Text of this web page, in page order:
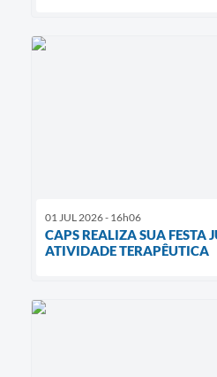
01 JUL 2026 - 16h06
CAPS REALIZA SUA FESTA
ATIVIDADE TERAPÊUTICA